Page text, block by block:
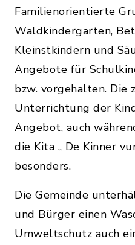
Familienorientierte
Waldkindergarten,
Kleinstkindern und
Angebote für
bzw. vorgehalten. Die
Unterrichtung der
Angebot, auch
die Kita „ De Kinner
besonders.
Die Gemeinde
und Bürger einen
Umweltschutz auch